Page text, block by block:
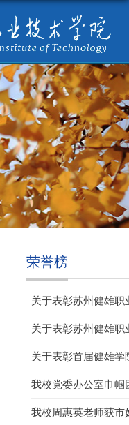
荣誉榜
关于表彰苏州健雄
关于表彰苏州健雄
关于表彰首届健雄学
我校党委办公室巾帼
我校周惠英老师获市